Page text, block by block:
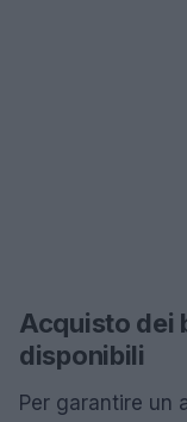
Acquisto dei
disponibili
Per garantire un